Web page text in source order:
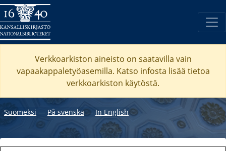
Verkkoarkiston aineisto on saatavilla vain
vapaakappaletyöasemilla. Katso infosta lisää tietoa
verkkoarkiston käytöstä.
Suomeksi ― På svenska ― In English